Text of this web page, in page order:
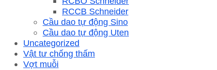
RCCB Schneider
Cầu dao tự động Sino
Cầu dao tự động Uten
Uncategorized
Vật tư chống thấm
Vợt muỗi